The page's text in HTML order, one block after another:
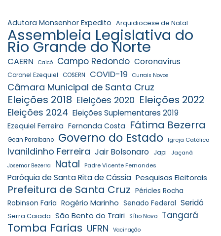
Adutora Monsenhor Expedito Arquidiocese de Natal
Assembleia Legislativa do
Rio Grande do Norte
CAERN Caicó Campo Redondo Coronavírus
Coronel Ezequiel COSERN COVID-19 Currais Novos
Câmara Municipal de Santa Cruz
Eleições 2018 Eleições 2020 Eleições 2022
Eleições 2024 Eleições Suplementares 2019
Ezequiel Ferreira Fernanda Costa Fátima Bezerra
Gean Paraibano Governo do Estado Igreja Católica
Ivanildinho Ferreira Jair Bolsonaro Japi Jaçanã
Josemar Bezerra Natal Padre Vicente Fernandes
Paróquia de Santa Rita de Cássia Pesquisas Eleitorais
Prefeitura de Santa Cruz Péricles Rocha
Robinson Faria Rogério Marinho Senado Federal Seridó
Serra Caiada São Bento do Trairi Sítio Novo Tangará
Tomba Farias UFRN Vacinação